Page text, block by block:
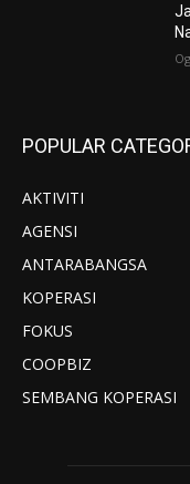
POPULAR
AKTIVITI
AGENSI
ANTARABANGSA
KOPERASI
FOKUS
COOPBIZ
SEMBANG KOPERASI